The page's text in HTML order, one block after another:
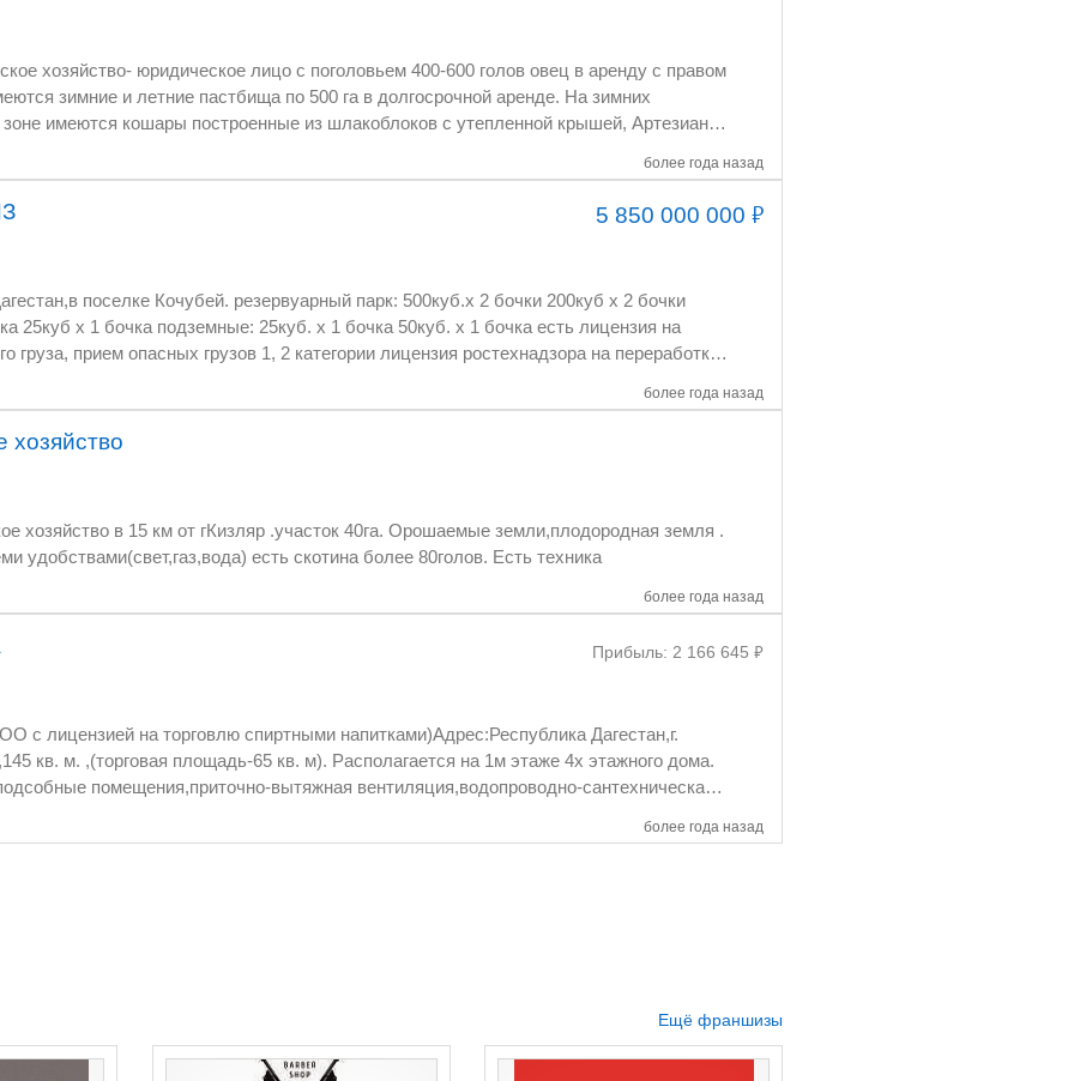
более года назад
хозяйство- юридическое лицо с поголовьем 400-600 голов овец в аренду с правом
зимние и летние пастбища по 500 га в долгосрочной аренде. На зимних
имеются кошары построенные из шлакоблоков с утепленной крышей, Артезиан с
5 850 000 000₽
более года назад
парк: 500куб.х 2 бочки 200куб х 2 бочки
х 1 бочка подземные: 25куб. х 1 бочка 50куб. х 1 бочка есть лицензия на
70-
более года назад
Орошаемые земли,плодородная земля .
На участке кап.дом со всеми удобствами(свет,газ,вода) есть скотина более 80голов. Есть техника
Прибыль: 2 166 645₽
более года назад
с лицензией на торговлю спиртными напитками)Адрес:Республика Дагестан,г.
кв. м. ,(торговая площадь-65 кв. м). Располагается на 1м этаже 4х этажного дома.
помещения,приточно-вытяжная вентиляция,водопроводно-сантехническая
в стиле древнего замка на 50 человек с различными зонами отдыха:деловая
Ещё франшизы